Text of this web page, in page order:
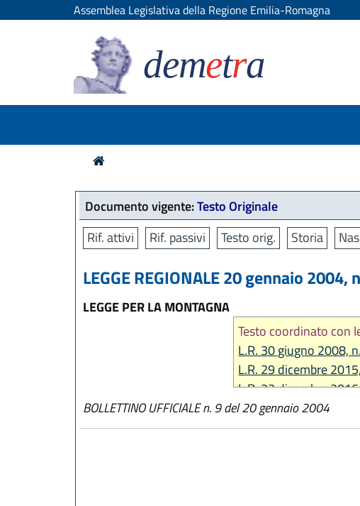
Assemblea Legislativa della Regione Emilia-Romagna
demetra
Documento vigente:Testo Originale
Rif. attivi
Rif. passivi Testo orig. Storia
LEGGE REGIONALE 20 gennaio 2004,
LEGGE PER LA MONTAGNA
Testo coordinato con
L.R. 30 giugno 2008,
L.R. 29 dicembre
L.R. 23 dicembre
L.R. 27 dicembre 2017,
L.R. 31 luglio 2020 n.
BOLLETTINO UFFICIALE n. 9 del 20 gennaio 2004